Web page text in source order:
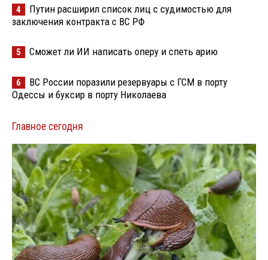
4
Путин расширил список лиц с судимостью для
заключения контракта с ВС РФ
5 Сможет ли ИИ написать оперу и спеть арию
6
ВС России поразили резервуары с ГСМ в порту
Одессы и буксир в порту Николаева
Главное сегодня